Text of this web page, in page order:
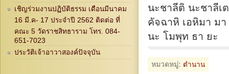
เชิญร่วมงานปฏิบัติธรรม เดือนมีนาคม
16 มี.ค- 17 ประจำปี 2562 ติดต่อ ที่
คณะ 5 วัดราชสิทธาราม โทร. 084-
651-7023
ประวัติเจ้าอาวาสองค์ปัจจุบัน
นะชาลีติ นะชาลีเ
คัจฉาหิ เอหิมา มา
นะ โมพุท ธา ยะ
หมวดหมู่: ตำนาน